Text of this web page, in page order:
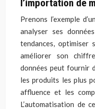
l’importation de
Prenons l’exemple
analyser ses
tendances, optimiser
améliorer son
données peut fournir
les produits les plus
affluence et les
L’automatisation de